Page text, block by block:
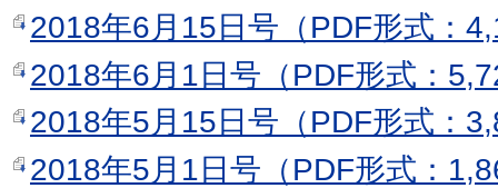
2018年6月15日号（PDF形式：
2018年6月1日号（PDF形式：
2018年5月15日号（PDF形式：
2018年5月1日号（PDF形式：